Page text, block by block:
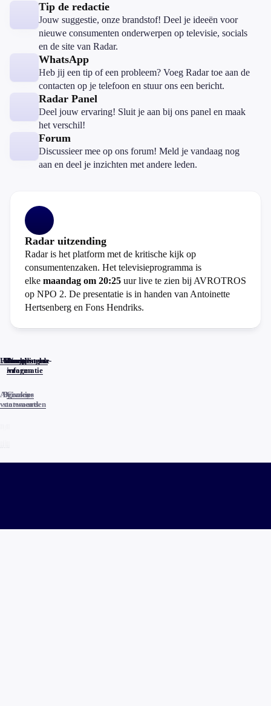
Tip de redactie
Jouw suggestie, onze brandstof! Deel je ideeën voor
nieuwe consumenten onderwerpen op televisie, socials
en de site van Radar.
WhatsApp
Heb jij een tip of een probleem? Voeg Radar toe aan de
contacten op je telefoon en stuur ons een bericht.
Radar Panel
Deel jouw ervaring! Sluit je aan bij ons panel en maak
het verschil!
Forum
Discussieer mee op ons forum! Meld je vandaag nog
aan en deel je inzichten met andere leden.
Radar uitzending
Radar is het platform met de kritische kijk op
consumentenzaken. Het televisieprogramma is
elke maandag om 20:25 uur live te zien bij AVROTROS
op NPO 2. De presentatie is in handen van Antoinette
Hertsenberg en Fons Hendriks.
Home
Actueel
Uitzendingen
Reacties
Programma-
informatie
Veelgestelde
vragen
Algemene
voorwaarden
Privacy
statements
Cookies